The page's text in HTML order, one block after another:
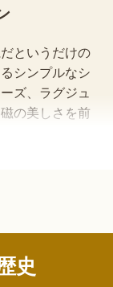
というだけの
シンプルなシ
ズ、ラグジュ
の美しさを前
なっていま
史